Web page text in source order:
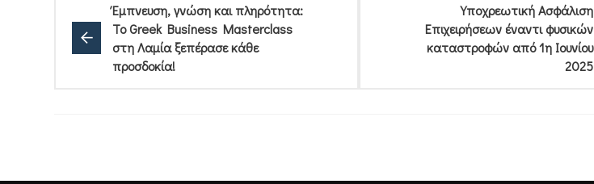
Έμπνευση, γνώση και πληρότητα:
Το Greek Business Masterclass
στη Λαμία ξεπέρασε κάθε
προσδοκία!
Υποχρεωτική Ασφάλιση
Επιχειρήσεων έναντι φυσικών
καταστροφών από 1η Ιουνίου
2025